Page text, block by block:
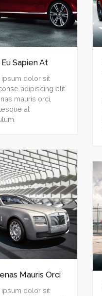
Sapien At
ipsum dolor sit
adipiscing elit.
mauris orci,
at
Mauris Orci
ipsum dolor sit